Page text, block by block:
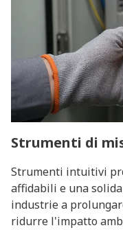
Strumenti di
Strumenti intuitivi
affidabili e una
industrie a
ridurre l'impatto